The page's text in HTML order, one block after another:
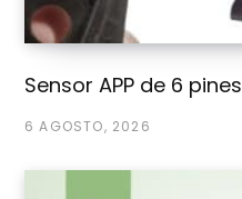
Sensor APP de 6 pines
6 AGOSTO, 2026